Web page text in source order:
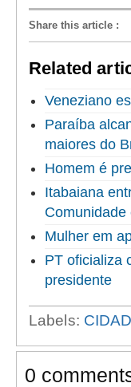
Share this article :
Related
Veneziano
Paraíba
maiores do
Homem é
Itabaiana
Comunidade
Mulher em
PT oficializa
presidente
Labels:
0